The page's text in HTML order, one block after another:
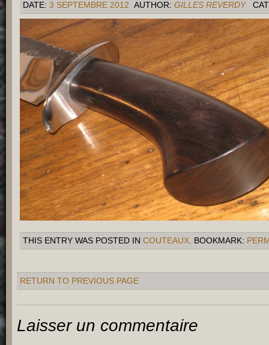
DATE: 3 SEPTEMBRE 2012 AUTHOR: GILLES REVERDY
THIS ENTRY WAS POSTED IN COUTEAUX . BOOKMARK:
RETURN TO PREVIOUS PAGE
Laisser un commentaire